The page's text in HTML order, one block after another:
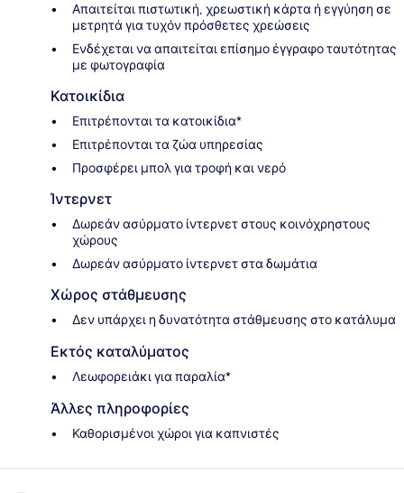
Απαιτείται πιστωτική, χρεωστική κάρτα ή εγγύηση σε
μετρητά για τυχόν πρόσθετες χρεώσεις
Ενδέχεται να απαιτείται επίσημο έγγραφο ταυτότητας
με φωτογραφία
Κατοικίδια
Επιτρέπονται τα κατοικίδια*
Επιτρέπονται τα ζώα υπηρεσίας
Προσφέρει μπολ για τροφή και νερό
Ίντερνετ
Δωρεάν ασύρματο ίντερνετ στους κοινόχρηστους
χώρους
Δωρεάν ασύρματο ίντερνετ στα δωμάτια
Χώρος στάθμευσης
Δεν υπάρχει η δυνατότητα στάθμευσης στο κατάλυμα
Εκτός καταλύματος
Λεωφορειάκι για παραλία*
Άλλες πληροφορίες
Καθορισμένοι χώροι για καπνιστές